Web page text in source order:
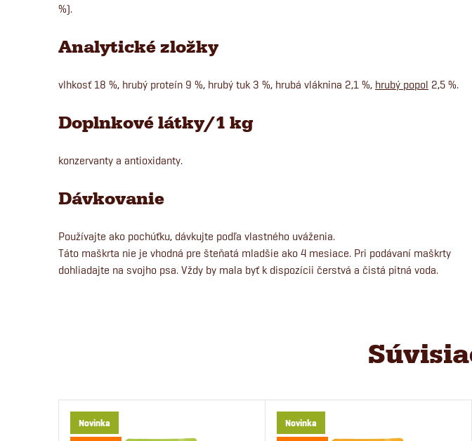
%).
Analytické zložky
vlhkosť 18 %, hrubý proteín 9 %, hrubý tuk 3 %, hrubá vláknina 2,1 %, hrubý popol 2,5 %.
Doplnkové látky/1 kg
konzervanty a antioxidanty.
Dávkovanie
Používajte ako pochúťku, dávkujte podľa vlastného uváženia.
Táto maškrta nie je vhodná pre šteňatá mladšie ako 4 mesiace. Pri podávaní maškrty
dohliadajte na svojho psa. Vždy by mala byť k dispozícii čerstvá a čistá pitná voda.
Novinka Novinka